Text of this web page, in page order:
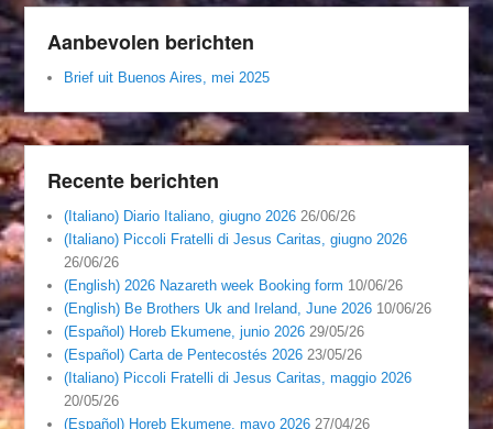
Aanbevolen berichten
Brief uit Buenos Aires, mei 2025
Recente berichten
(Italiano) Diario Italiano, giugno 2026 26/06/26
(Italiano) Piccoli Fratelli di Jesus Caritas, giugno 2026
26/06/26
(English) 2026 Nazareth week Booking form 10/06/26
(English) Be Brothers Uk and Ireland, June 2026 10/06/26
(Español) Horeb Ekumene, junio 2026 29/05/26
(Español) Carta de Pentecostés 2026 23/05/26
(Italiano) Piccoli Fratelli di Jesus Caritas, maggio 2026
20/05/26
(Español) Horeb Ekumene, mayo 2026 27/04/26